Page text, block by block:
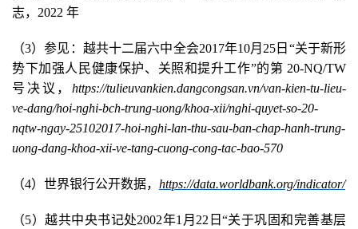
志，2022 年
（3）参见：越共十二届六中全会2017年10月25日“关于新形
势下加强人民健康保护、关照和提升工作”的第 20-NQ/TW
号决议， https://tulieuvankien.dangcongsan.vn/van-kien-tu-lieu-
ve-dang/hoi-nghi-bch-trung-uong/khoa-xii/nghi-quyet-so-20-
nqtw-ngay-25102017-hoi-nghi-lan-thu-sau-ban-chap-hanh-trung-
uong-dang-khoa-xii-ve-tang-cuong-cong-tac-bao-570
（4）世界银行公开数据， https://data.worldbank.org/indicator/
（5）越共中央书记处2002年1月22日“关于巩固和完善基层